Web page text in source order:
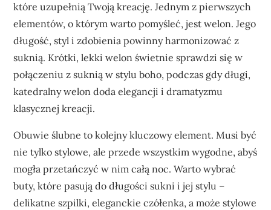
które uzupełnią Twoją kreację. Jednym z pierwszych
elementów, o którym warto pomyśleć, jest welon. Jego
długość, styl i zdobienia powinny harmonizować z
suknią. Krótki, lekki welon świetnie sprawdzi się w
połączeniu z suknią w stylu boho, podczas gdy długi,
katedralny welon doda elegancji i dramatyzmu
klasycznej kreacji.
Obuwie ślubne to kolejny kluczowy element. Musi być
nie tylko stylowe, ale przede wszystkim wygodne, abyś
mogła przetańczyć w nim całą noc. Warto wybrać
buty, które pasują do długości sukni i jej stylu –
delikatne szpilki, eleganckie czółenka, a może stylowe